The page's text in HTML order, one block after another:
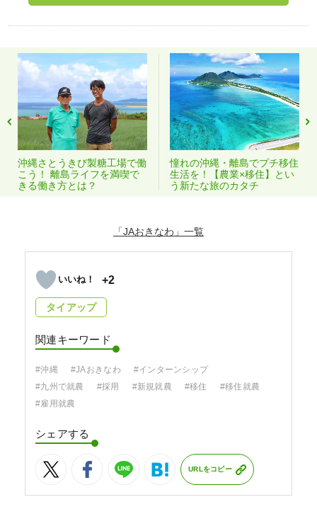
沖縄さとうきび製糖工場で働
こう！ 離島ライフを満喫で
きる働き方とは？
憧れの沖縄・離島でプチ移住
生活を！【農業×移住】とい
う新たな旅のカタチ
「JAおきなわ」
+2
タイアップ
関連キーワード
#沖縄 #JAおきなわ
#インターンシップ
#九州で就農
#採用 #新規就農 #移住
#移住就農
#雇用就農
シェアする
URLをコピー